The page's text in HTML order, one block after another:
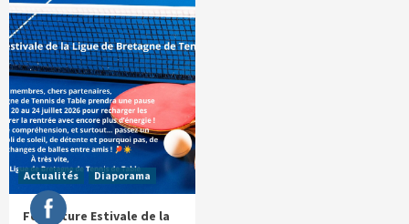
Actualités Diaporama
Fermeture Estivale de la